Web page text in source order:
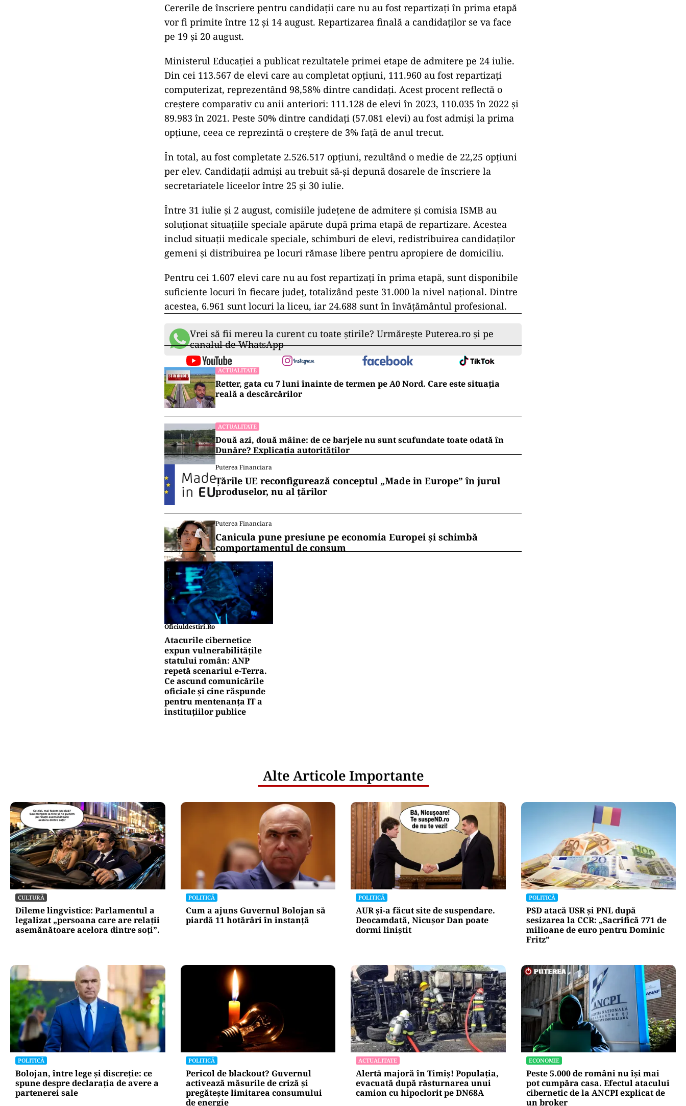
Cererile de înscriere pentru candidații care nu au fost repartizați în prima etapă
vor fi primite între 12 și 14 august. Repartizarea finală a candidaților se va face
pe 19 și 20 august.
ad
Ministerul Educației a publicat rezultatele primei etape de admitere pe 24 iulie.
Din cei 113.567 de elevi care au completat opțiuni, 111.960 au fost repartizați
creștere comparativ cu anii anteriori: 111.128 de elevi în 2023, 110.035 în 2022 și
89.983 în 2021. Peste 50% dintre candidați (57.081 elevi) au fost admiși la prima
opțiune, ceea ce reprezintă o creștere de 3% față de anul trecut.
În total, au fost completate 2.526.517 opțiuni, rezultând o medie de 22,25 opțiuni
per elev. Candidații admiși au trebuit să-și depună dosarele de înscriere la
secretariatele liceelor între 25 și 30 iulie.
Între 31 iulie și 2 august, comisiile județene de admitere și comisia ISMB au
soluționat situațiile speciale apărute după prima etapă de repartizare. Acestea
includ situații medicale speciale, schimburi de elevi, redistribuirea candidaților
gemeni și distribuirea pe locuri rămase libere pentru apropiere de domiciliu.
Pentru cei 1.607 elevi care nu au fost repartizați în prima etapă, sunt disponibile
suficiente locuri în fiecare județ, totalizând peste 31.000 la nivel național. Dintre
acestea, 6.961 sunt locuri la liceu, iar 24.688 sunt în învățământul profesional.
canalul de WhatsApp
ACTUALITATE
reală a descărcărilor
ACTUALITATE
Două azi, două mâine: de ce barjele nu sunt scufundate toate odată în
Dunăre? Explicația autorităților
Puterea Financiara
Țările UE reconfigurează conceptul „Made in Europe” în jurul
produselor, nu al țărilor
Puterea Financiara
Canicula pune presiune pe economia Europei și schimbă
Oficiuldestiri.ro
expun vulnerabilitățile
statului român: ANP
repetă scenariul e‑Terra.
Ce ascund comunicările
oficiale și cine răspunde
pentru mentenanța IT a
instituțiilor publice
CULTURĂ
Dileme lingvistice: Parlamentul a
legalizat „persoana care are relații
POLITICĂ
Cum a ajuns Guvernul Bolojan să
piardă 11 hotărâri în instanță
POLITICĂ
AUR și-a făcut site de suspendare.
Deocamdată, Nicușor Dan poate
POLITICĂ
PSD atacă USR și PNL după
sesizarea la CCR: „Sacrifică 771 de